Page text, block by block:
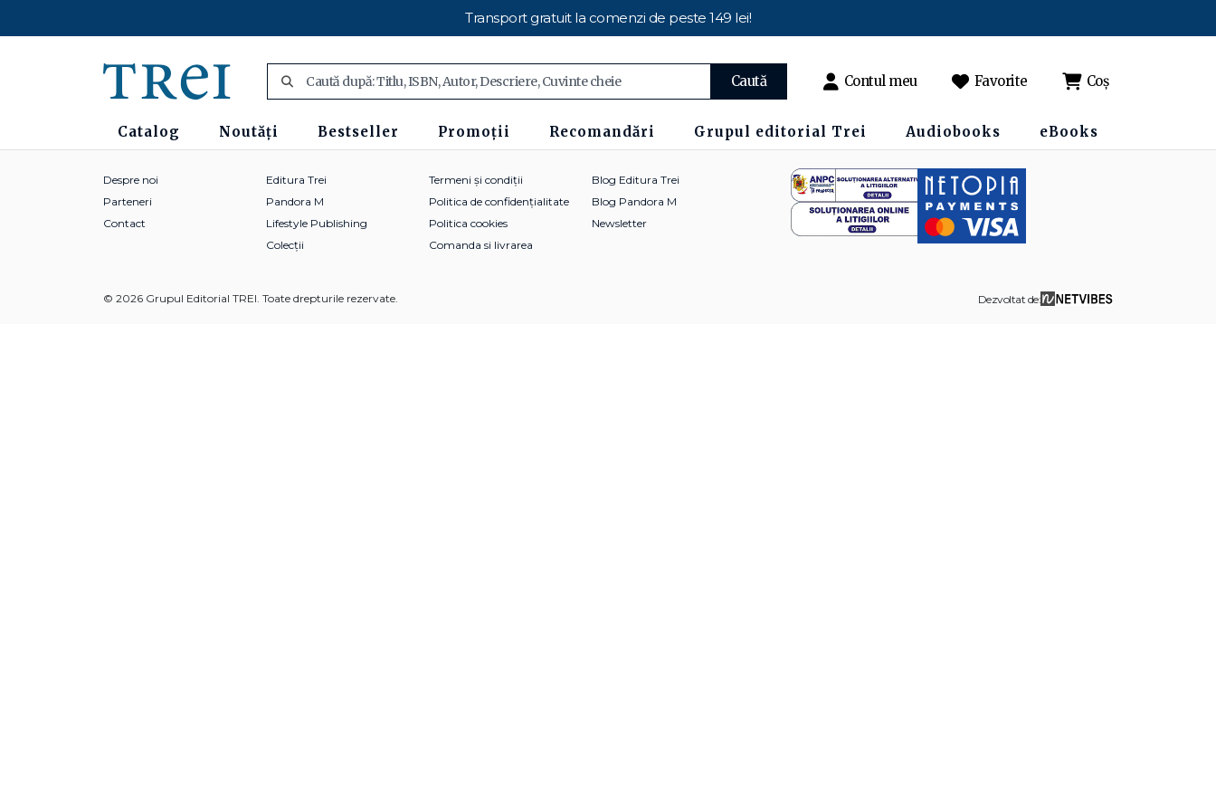
Transport gratuit la comenzi de peste 149 lei!
Caută Contul meu Favorite Coș
Catalog Noutăți Bestseller Promoții Recomandări Grupul editorial Trei Audiobooks eBooks
Despre noi
Parteneri
Contact
Editura Trei
Pandora M
Lifestyle Publishing
Colecții
Termeni și condiții
Politica de confidențialitate
Politica cookies
Comanda si livrarea
Blog Editura Trei
Blog Pandora M
Newsletter
© 2026 Grupul Editorial TREI. Toate drepturile rezervate. Dezvoltat de: